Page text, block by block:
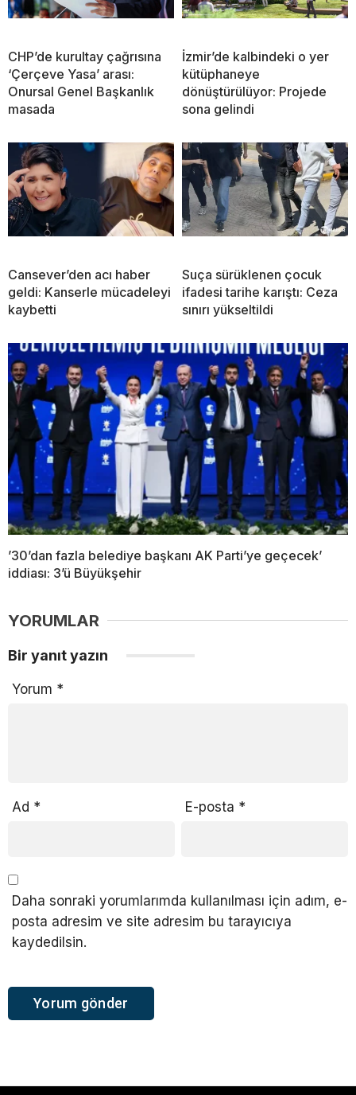
CHP’de kurultay çağrısına
‘Çerçeve Yasa’ arası:
Onursal Genel Başkanlık
masada
İzmir’de kalbindeki o yer
kütüphaneye
dönüştürülüyor: Projede
sona gelindi
Cansever’den acı haber
geldi: Kanserle mücadeleyi
kaybetti
Suça sürüklenen çocuk
ifadesi tarihe karıştı: Ceza
sınırı yükseltildi
’30’dan fazla belediye başkanı AK Parti’ye geçecek’
iddiası: 3’ü Büyükşehir
YORUMLAR
Bir yanıt yazın
Yorum *
Ad * E-posta *
Daha sonraki yorumlarımda kullanılması için adım, e-
posta adresim ve site adresim bu tarayıcıya
kaydedilsin.